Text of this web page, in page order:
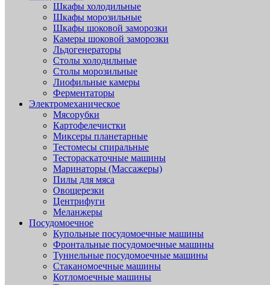
Шкафы холодильные
Шкафы морозильные
Шкафы шоковой заморозки
Камеры шоковой заморозки
Льдогенераторы
Столы холодильные
Столы морозильные
Лиофильные камеры
Ферментаторы
Электромеханическое
Мясорубки
Картофелечистки
Миксеры планетарные
Тестомесы спиральные
Тестораскаточные машины
Маринаторы (Массажеры)
Пилы для мяса
Овощерезки
Центрифуги
Меланжеры
Посудомоечное
Купольные посудомоечные машины
Фронтальные посудомоечные машины
Туннельные посудомоечные машины
Стаканомоечные машины
Котломоечные машины